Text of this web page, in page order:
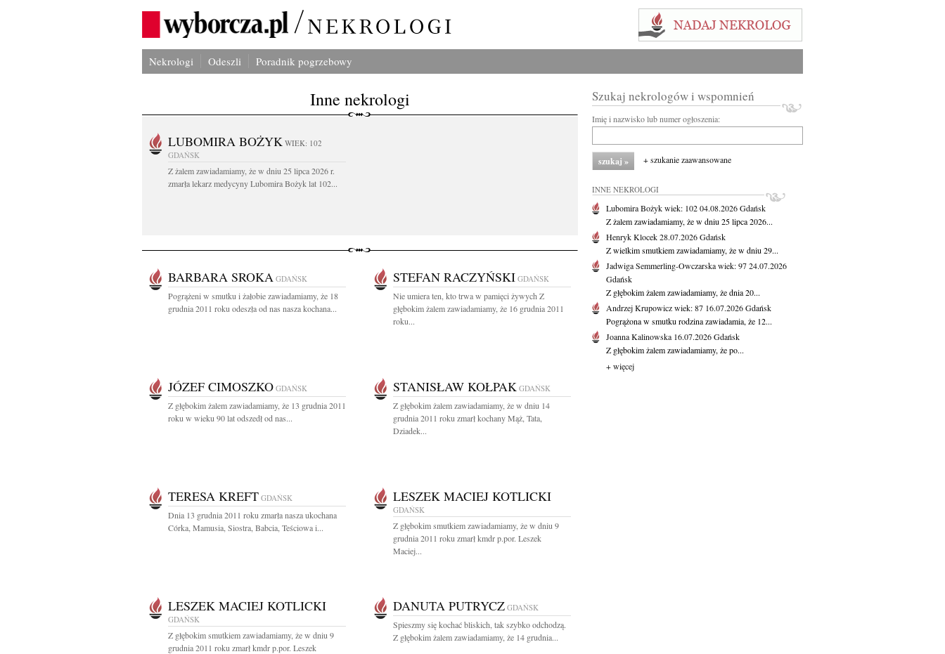
Nekrologi Odeszli Poradnik pogrzebowy
Inne nekrologi
LUBOMIRA BOŻYK WIEK: 102
GDAŃSK
Z żalem zawiadamiamy, że w dniu 25 lipca 2026 r.
zmarła lekarz medycyny Lubomira Bożyk lat 102...
BARBARA SROKA GDAŃSK
Pogrążeni w smutku i żałobie zawiadamiamy, że 18
grudnia 2011 roku odeszła od nas nasza kochana...
STEFAN RACZYŃSKI GDAŃSK
Nie umiera ten, kto trwa w pamięci żywych Z
głębokim żalem zawiadamiamy, że 16 grudnia 2011
roku...
JÓZEF CIMOSZKO GDAŃSK
Z głębokim żalem zawiadamiamy, że 13 grudnia 2011
roku w wieku 90 lat odszedł od nas...
STANISŁAW KOŁPAK GDAŃSK
Z głębokim żalem zawiadamiamy, że w dniu 14
grudnia 2011 roku zmarł kochany Mąż, Tata,
Dziadek...
TERESA KREFT GDAŃSK
Dnia 13 grudnia 2011 roku zmarła nasza ukochana
Córka, Mamusia, Siostra, Babcia, Teściowa i...
LESZEK MACIEJ KOTLICKI
GDAŃSK
Z głębokim smutkiem zawiadamiamy, że w dniu 9
grudnia 2011 roku zmarł kmdr p.por. Leszek
Maciej...
LESZEK MACIEJ KOTLICKI
GDAŃSK
Z głębokim smutkiem zawiadamiamy, że w dniu 9
grudnia 2011 roku zmarł kmdr p.por. Leszek
DANUTA PUTRYCZ GDAŃSK
Spieszmy się kochać bliskich, tak szybko odchodzą.
Z głębokim żalem zawiadamiamy, że 14 grudnia...
Szukaj nekrologów i wspomnień
Imię i nazwisko lub numer ogłoszenia:
+ szukanie zaawansowane
INNE NEKROLOGI
Lubomira Bożykwiek: 10204.08.2026Gdańsk
Z żalem zawiadamiamy, że w dniu 25 lipca 2026...
Henryk Klocek28.07.2026Gdańsk
Z wielkim smutkiem zawiadamiamy, że w dniu 29...
Jadwiga Semmerling-Owczarskawiek: 9724.07.2026
Gdańsk
Z głębokim żalem zawiadamiamy, że dnia 20...
Andrzej Krupowiczwiek: 87 16.07.2026Gdańsk
Pogrążona w smutku rodzina zawiadamia, że 12...
Joanna Kalinowska 16.07.2026Gdańsk
Z głębokim żalem zawiadamiamy, że po...
+ więcej